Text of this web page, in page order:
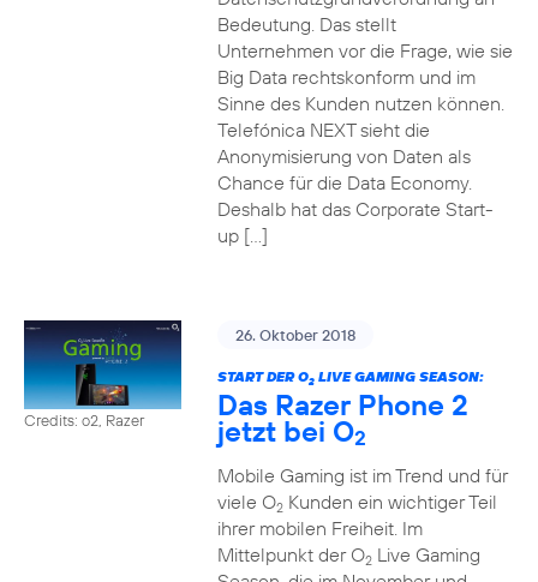
Bedeutung. Das stellt
Unternehmen vor die Frage, wie sie
Big Data rechtskonform und im
Sinne des Kunden nutzen können.
Telefónica NEXT sieht die
Anonymisierung von Daten als
Chance für die Data Economy.
Deshalb hat das Corporate Start-
up […]
Credits: o2, Razer
26. Oktober 2018
START DER O2LIVE GAMING SEASON:
Das Razer Phone 2
jetzt bei O2
Mobile Gaming ist im Trend und für
viele O2Kunden ein wichtiger Teil
ihrer mobilen Freiheit. Im
Mittelpunkt der O2Live Gaming